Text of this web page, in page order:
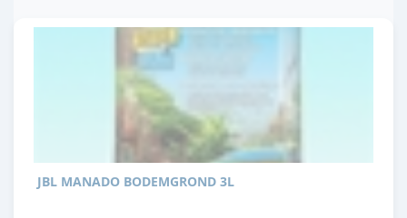
JBL MANADO BODEMGROND 3L